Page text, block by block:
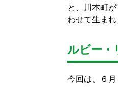
と、川本町
わせて生まれ
ルビー・
今回は、６